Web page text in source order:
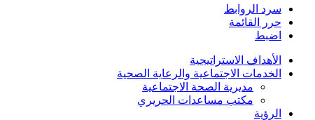
سرد الروابط
حرر القائمة
اضبط
الأهداف الاستراتيجية
الخدمات الاجتماعية والرعاية الصحية
مديرية الصحة الاجتماعية
مكتب مساعدات الحريري
الرؤية